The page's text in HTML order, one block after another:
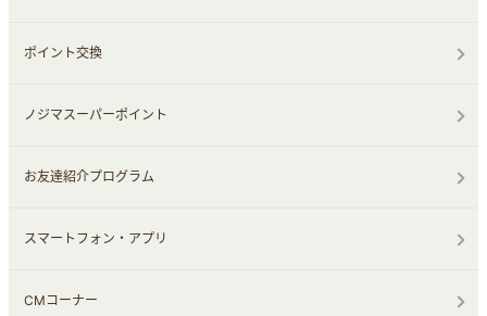
ポイント交換
ノジマスーパーポイント
お友達紹介プログラム
スマートフォン・アプリ
CMコーナー